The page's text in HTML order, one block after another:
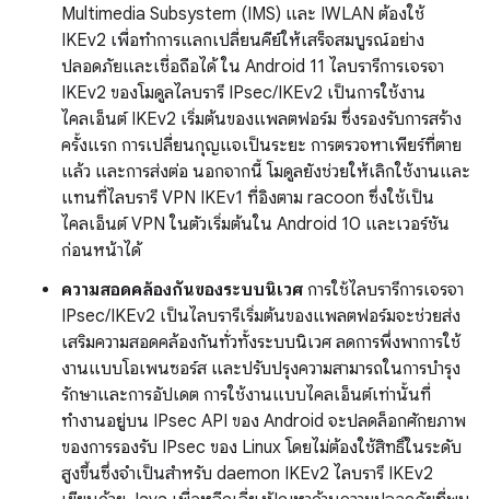
Multimedia Subsystem (IMS) และ IWLAN ต้องใช้
IKEv2 เพื่อทำการแลกเปลี่ยนคีย์ให้เสร็จสมบูรณ์อย่าง
ปลอดภัยและเชื่อถือได้ ใน Android 11 ไลบรารีการเจรจา
IKEv2 ของโมดูลไลบรารี IPsec/IKEv2 เป็นการใช้งาน
ไคลเอ็นต์ IKEv2 เริ่มต้นของแพลตฟอร์ม ซึ่งรองรับการสร้าง
ครั้งแรก การเปลี่ยนกุญแจเป็นระยะ การตรวจหาเพียร์ที่ตาย
แล้ว และการส่งต่อ นอกจากนี้ โมดูลยังช่วยให้เลิกใช้งานและ
แทนที่ไลบรารี VPN IKEv1 ที่อิงตาม racoon ซึ่งใช้เป็น
ไคลเอ็นต์ VPN ในตัวเริ่มต้นใน Android 10 และเวอร์ชัน
ก่อนหน้าได้
ความสอดคล้องกันของระบบนิเวศ การใช้ไลบรารีการเจรจา
IPsec/IKEv2 เป็นไลบรารีเริ่มต้นของแพลตฟอร์มจะช่วยส่ง
เสริมความสอดคล้องกันทั่วทั้งระบบนิเวศ ลดการพึ่งพาการใช้
งานแบบโอเพนซอร์ส และปรับปรุงความสามารถในการบำรุง
รักษาและการอัปเดต การใช้งานแบบไคลเอ็นต์เท่านั้นที่
ทำงานอยู่บน IPsec API ของ Android จะปลดล็อกศักยภาพ
ของการรองรับ IPsec ของ Linux โดยไม่ต้องใช้สิทธิ์ในระดับ
สูงขึ้นซึ่งจำเป็นสำหรับ daemon IKEv2 ไลบรารี IKEv2